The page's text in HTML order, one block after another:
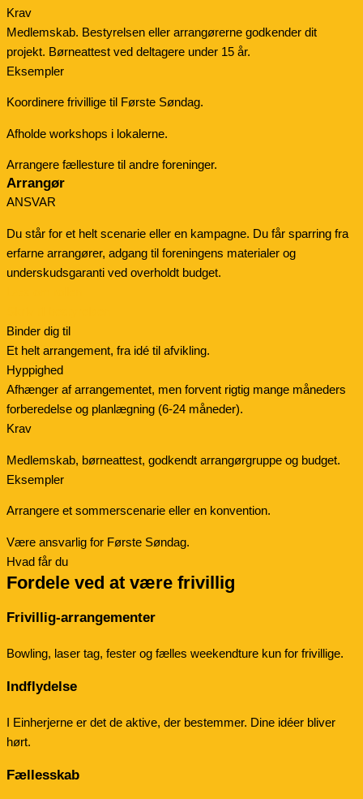
Krav
Medlemskab. Bestyrelsen eller arrangørerne godkender dit
projekt. Børneattest ved deltagere under 15 år.
Eksempler
Koordinere frivillige til Første Søndag.
Afholde workshops i lokalerne.
Arrangere fællesture til andre foreninger.
Arrangør
ANSVAR
Du står for et helt scenarie eller en kampagne. Du får sparring fra
erfarne arrangører, adgang til foreningens materialer og
underskudsgaranti ved overholdt budget.
Binder dig til
Et helt arrangement, fra idé til afvikling.
Hyppighed
Afhænger af arrangementet, men forvent rigtig mange måneders
forberedelse og planlægning (6-24 måneder).
Krav
Medlemskab, børneattest, godkendt arrangørgruppe og budget.
Eksempler
Arrangere et sommerscenarie eller en konvention.
Være ansvarlig for Første Søndag.
Hvad får du
Fordele ved at være frivillig
Frivillig-arrangementer
Bowling, laser tag, fester og fælles weekendture kun for frivillige.
Indflydelse
I Einherjerne er det de aktive, der bestemmer. Dine idéer bliver
hørt.
Fællesskab